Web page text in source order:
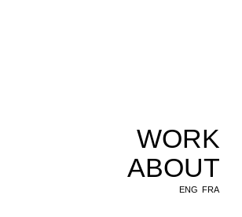
WORK
ABOUT
ENG FRA